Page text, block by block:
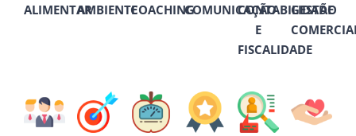
ALIMENTARAMBIENTECOACHINGCOMUNICAÇÃOCONTABILIDADE
E
FISCALIDADE
GESTÃO